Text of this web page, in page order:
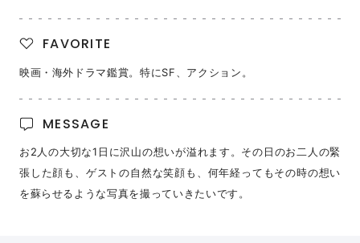
FAVORITE
映画・海外ドラマ鑑賞。特にSF、アクション。
MESSAGE
お2人の大切な1日に沢山の想いが溢れます。その日のお二人の緊
張した顔も、ゲストの自然な笑顔も、何年経ってもその時の想い
を蘇らせるような写真を撮っていきたいです。